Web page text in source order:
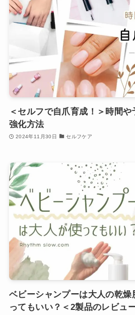
＜セルフで自爪育成！＞時間
強化方法
2024年11月30日 セルフケア
ベビーシャンプーは大人の乾
ってもいい？＜2製品のレビュ